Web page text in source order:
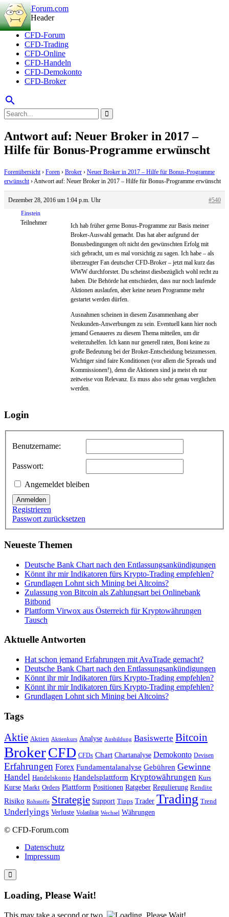
CFD-Forum
CFD-Trading
CFD-Online
CFD-Handeln
CFD-Demokonto
CFD-Broker
search
Antwort auf: Neuer Broker in 2017 –
Hilfe für Bonus-Programme erwünscht
Forenübersicht › Foren › Broker › Neuer Broker in 2017 – Hilfe für Bonus-Programme
erwünscht ›Antwort auf: Neuer Broker in 2017 – Hilfe für Bonus-Programme erwünscht
Dezember 28, 2016 um 1:04 p.m. Uhr
#540
Einstein
Teilnehmer
Ich hab früher gerne Bonus-Programme zur Basis meiner
Broker-Auswahl gemacht. Das hat aber aufgrund der
Bonusbedingungen oft nicht den gewünschten Erfolg mit
sich gebracht, um es mal vorsichtig zu sagen. Ich habe – als
überzeugter Fan deutscher CFD-Broker – jetzt mal kurz das
WWW durchforstet. Du scheinst diesbezüglich wohl recht zu
haben. Die Behörde hat entschieden, dass nur noch laufende
Aktionen auslaufen, aber keine neuen Programme mehr
gestartet werden dürfen.
Ausnahmen scheinen in diesem Zusammenhang aber
Neukunden-Anwerbungen zu sein. Eventuell kann hier noch
jemand Genaueres zu diesem Thema mitteilen, um dir
weiterzuhelfen. Ich kann nur generell raten, Boni keine zu
große Bedeutung bei der Broker-Entscheidung beizumessen.
Wichtiger sind faire Konditionen (vor allem die Spreads und
Kommissionen!), denn die Aktionen sind ja meist eh nur
zeitweise von Relevanz. Es muss also sehr genau verglichen
werden.
Login
Benutzername:
Passwort:
Angemeldet bleiben
Anmelden
Registrieren
Passwort zurücksetzen
Neueste Themen
Deutsche Bank Chart nach den Entlassungsankündigungen
Könnt ihr mir Indikatoren fürs Krypto-Trading empfehlen?
Grundlagen Lohnt sich Mining bei Altcoins?
Zulassung von Bitcoin als Zahlungsart bei Onlinebank
Bitbond
Plattform Virwox aus Österreich für Kryptowährungen
Tausch
Aktuelle Antworten
Hat schon jemand Erfahrungen mit AvaTrade gemacht?
Deutsche Bank Chart nach den Entlassungsankündigungen
Könnt ihr mir Indikatoren fürs Krypto-Trading empfehlen?
Könnt ihr mir Indikatoren fürs Krypto-Trading empfehlen?
Grundlagen Lohnt sich Mining bei Altcoins?
Tags
Aktie Aktien Aktienkurs Analyse Ausbildung Basiswerte Bitcoin
BrokerCFD CFDs Chart Chartanalyse Demokonto Devisen
Erfahrungen Forex Fundamentalanalyse Gebühren Gewinne
Handel Handelskonto Handelsplattform Kryptowährungen Kurs
Kurse Markt Orders Plattform Positionen Ratgeber Regulierung Rendite
Risiko Rohstoffe Strategie Support Tipps Trader Trading Trend
Underlyings Verluste Volatilität Wechsel Währungen
© CFD-Forum.com
Datenschutz
Impressum
Loading, Please Wait!
This may take a second or two.